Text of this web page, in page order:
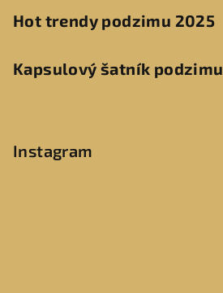
Hot trendy podzimu 2025
Kapsulový šatník podzimu
Instagram